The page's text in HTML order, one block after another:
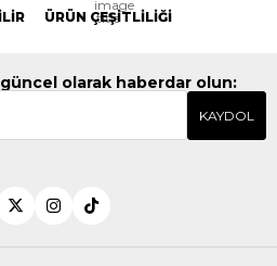
ÜRÜN ÇEŞİTLİLİĞİ
olarak haberdar olun:
KAYDOL